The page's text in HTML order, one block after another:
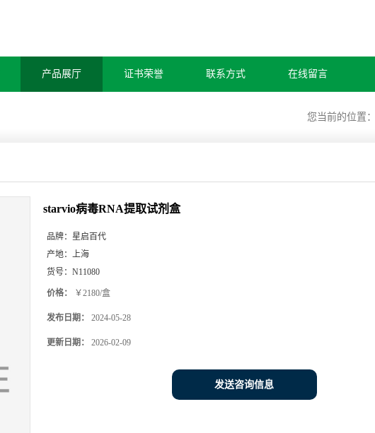
产品展厅 证书荣誉 联系方式 在线留言
您当前的位置：
starvio病毒RNA提取试剂盒
品牌： 星启百代
产地： 上海
货号： N11080
价格： ￥2180/盒
发布日期： 2024-05-28
更新日期： 2026-02-09
发送咨询信息